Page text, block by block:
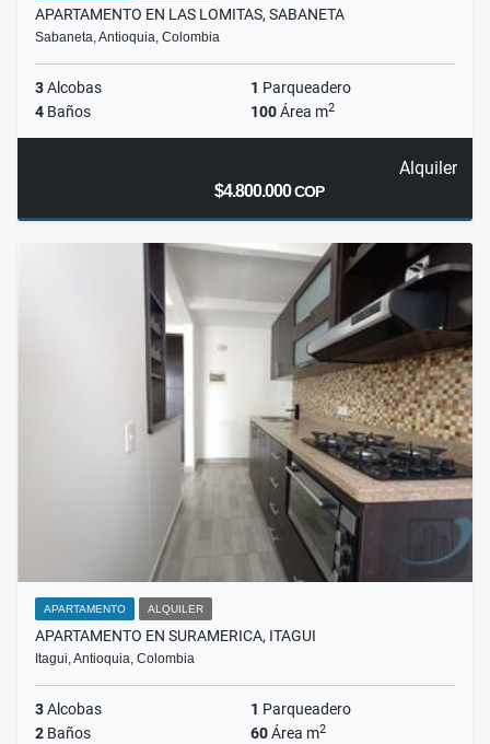
APARTAMENTO EN LAS LOMITAS, SABANETA
Sabaneta, Antioquia, Colombia
3Alcobas 1 Parqueadero
4 Baños 100Área m2
Alquiler
$4.800.000COP
APARTAMENTO ALQUILER
APARTAMENTO EN SURAMERICA, ITAGUI
Itagui, Antioquia, Colombia
3Alcobas 1 Parqueadero
2 Baños 60Área m2